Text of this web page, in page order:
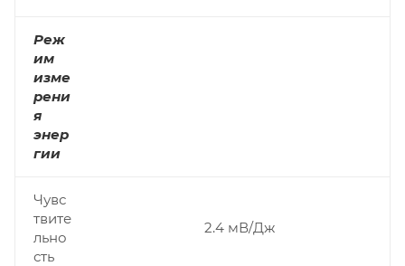
Реж
им
изме
рени
я
энер
гии
Чувс
твите
льно
сть
2.4 мВ/Дж